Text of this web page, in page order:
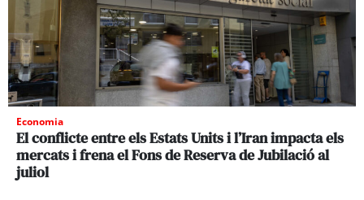
Economia
El conflicte entre els Estats Units i l’Iran impacta els
mercats i frena el Fons de Reserva de Jubilació al
juliol